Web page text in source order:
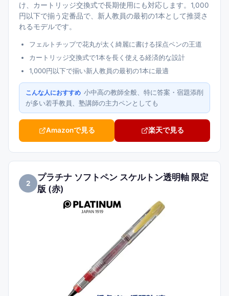
け、カートリッジ交換式で長期使用にも対応します。1,000
円以下で揃う定番品で、新人教員の最初の1本として推奨さ
れるモデルです。
フェルトチップで花丸が太く綺麗に書ける採点ペンの王道
カートリッジ交換式で1本を長く使える経済的な設計
1,000円以下で揃い新人教員の最初の1本に最適
こんな人におすすめ 小中高の教師全般、特に答案・宿題添削
が多い若手教員、塾講師の主力ペンとしても
Amazonで見る 楽天で見る
2
プラチナ ソフトペン スケルトン透明軸 限定
版 (赤)